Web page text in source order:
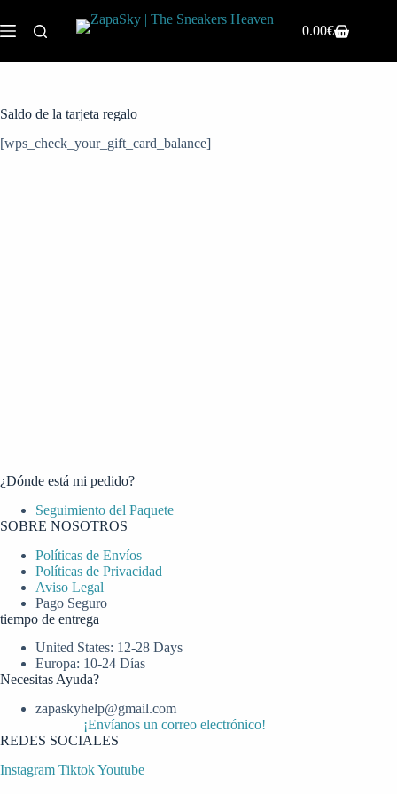
al
contenido
Carro
0.00€
Saldo de la tarjeta regalo
[wps_check_your_gift_card_balance]
¿Dónde está mi pedido?
Seguimiento del Paquete
SOBRE NOSOTROS
Políticas de Envíos
Políticas de Privacidad
Aviso Legal
Pago Seguro
tiempo de entrega
United States: 12-28 Days
Europa: 10-24 Días
Necesitas Ayuda?
zapaskyhelp@gmail.com​
¡Envíanos un correo electrónico!
REDES SOCIALES
Instagram TiktokYoutube